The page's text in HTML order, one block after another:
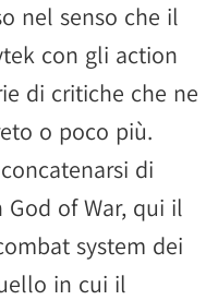
nel senso che il
con gli action
di critiche che ne
o poco più.
di
of War, qui il
system dei
in cui il